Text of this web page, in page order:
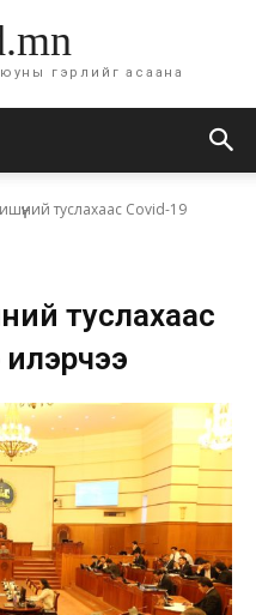
гэрлийг асаана
туслахаас Covid-19
туслахаас